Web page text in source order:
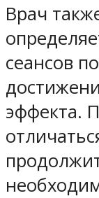
Врач
сеансов
эффекта.